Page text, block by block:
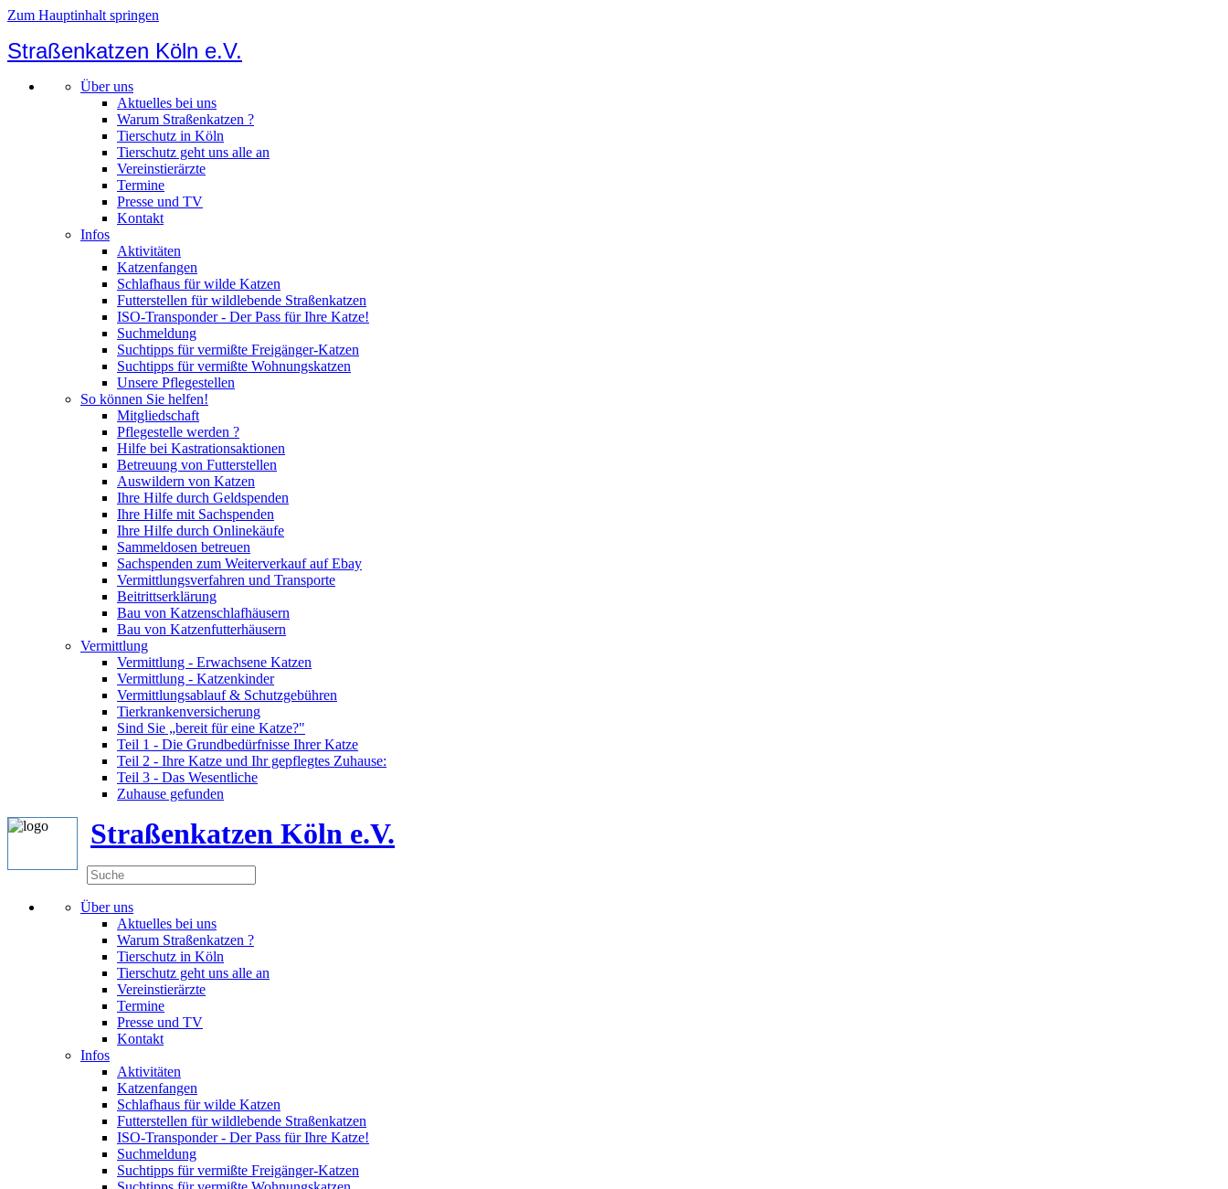
Zum Hauptinhalt springen
Straßenkatzen Köln e.V.
Über uns
Aktuelles bei uns
Warum Straßenkatzen ?
Tierschutz in Köln
Tierschutz geht uns alle an
Vereinstierärzte
Termine
Presse und TV
Kontakt
Infos
Aktivitäten
Katzenfangen
Schlafhaus für wilde Katzen
Futterstellen für wildlebende Straßenkatzen
ISO-Transponder - Der Pass für Ihre Katze!
Suchmeldung
Suchtipps für vermißte Freigänger-Katzen
Suchtipps für vermißte Wohnungskatzen
Unsere Pflegestellen
So können Sie helfen!
Mitgliedschaft
Pflegestelle werden ?
Hilfe bei Kastrationsaktionen
Betreuung von Futterstellen
Auswildern von Katzen
Ihre Hilfe durch Geldspenden
Ihre Hilfe mit Sachspenden
Ihre Hilfe durch Onlinekäufe
Sammeldosen betreuen
Sachspenden zum Weiterverkauf auf Ebay
Vermittlungsverfahren und Transporte
Beitrittserklärung
Bau von Katzenschlafhäusern
Bau von Katzenfutterhäusern
Vermittlung
Vermittlung - Erwachsene Katzen
Vermittlung - Katzenkinder
Vermittlungsablauf & Schutzgebühren
Tierkrankenversicherung
Sind Sie „bereit für eine Katze?"
Teil 1 - Die Grundbedürfnisse Ihrer Katze
Teil 2 - Ihre Katze und Ihr gepflegtes Zuhause:
Teil 3 - Das Wesentliche
Zuhause gefunden
Straßenkatzen Köln e.V.
Über uns
Aktuelles bei uns
Warum Straßenkatzen ?
Tierschutz in Köln
Tierschutz geht uns alle an
Vereinstierärzte
Termine
Presse und TV
Kontakt
Infos
Aktivitäten
Katzenfangen
Schlafhaus für wilde Katzen
Futterstellen für wildlebende Straßenkatzen
ISO-Transponder - Der Pass für Ihre Katze!
Suchmeldung
Suchtipps für vermißte Freigänger-Katzen